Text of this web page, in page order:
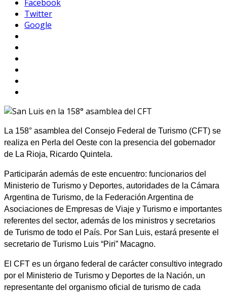
Facebook
Twitter
Google
La 158° asamblea del Consejo Federal de Turismo (CFT) se
realiza en Perla del Oeste con la presencia del gobernador
de La Rioja, Ricardo Quintela.
Participarán además de este encuentro: funcionarios del
Ministerio de Turismo y Deportes, autoridades de la Cámara
Argentina de Turismo, de la Federación Argentina de
Asociaciones de Empresas de Viaje y Turismo e importantes
referentes del sector, además de los ministros y secretarios
de Turismo de todo el País. Por San Luis, estará presente el
secretario de Turismo Luis “Piri” Macagno.
El CFT es un órgano federal de carácter consultivo integrado
por el Ministerio de Turismo y Deportes de la Nación, un
representante del organismo oficial de turismo de cada